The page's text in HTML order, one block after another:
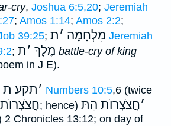
cry, Joshua 6:5,20; Jeremiah
; Amos 1:14; Amos 2:2;
39:25; מִלְחָמָה ׳ת
Jeremiah
; מֶלָךְ ׳ת
battle-cry of king
in J E).
׳תקע ת Numbers 10:5,6 (twice
חֲצֹצְרוֺת; hence) ׳חֲצֹצְרוֺת הַתּ
2 Chronicles 13:12; on day of